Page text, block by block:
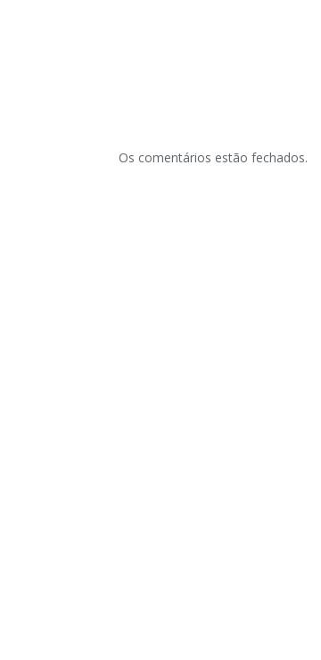
Os comentários estão fechados.